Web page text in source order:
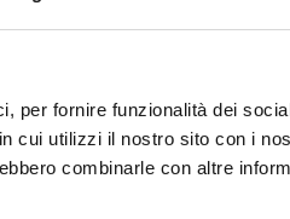
per fornire funzionalità dei
cui utilizzi il nostro sito con i
combinarle con altre
gioielli diventano